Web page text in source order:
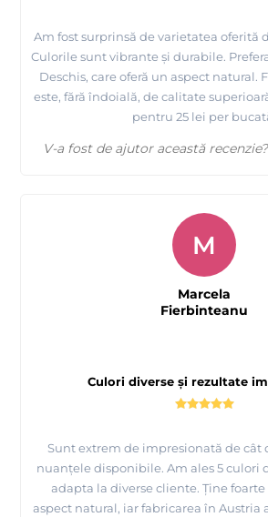
Am fost surprinsă de varietatea oferită
Culorile sunt vibrante și durabile.
Deschis, care oferă un aspect natural.
este, fără îndoială, de calitate
pentru 25 lei per
V-a fost de ajutor această recenzie?
Culori diverse și rezultate
Sunt extrem de impresionată de cât
nuanțele disponibile. Am ales 5 culori
adapta la diverse cliente. Ține foarte
aspect natural, iar fabricarea în Austria
M
Marcela
Fierbinteanu